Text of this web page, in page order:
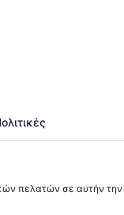
πελατών σε αυτήν την